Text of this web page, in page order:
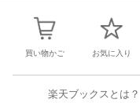
買い物かご お気に入り
楽天ブックスとは？